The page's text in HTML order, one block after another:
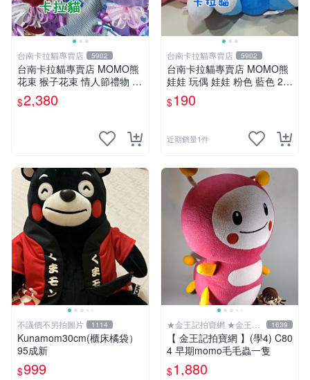
台南卡拉貓專賣店 5902
台南卡拉貓專賣店 MOMO熊
花束 猴子花束 情人節禮物 二
選一 可繡字 可今天寄明天到
$2,380
台南卡拉貓專賣店 5902
台南卡拉貓專賣店 MOMO熊
娃娃 玩偶 娃娃 粉色 藍色 2色
分售
$190
近期銷量1件
不議價不另拍圖片 1114
Kunamom30cm(櫃床橘袋）
95成新
$999
★金王記拍寶網 ★金王記
拍寶趣
1639
【 金王記拍寶網 】(學4) C80
4 早期momo毛毛蟲一隻
$1,880